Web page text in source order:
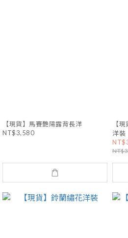
【現貨】馬賽艷陽露背長洋
NT$3,580
【
洋裝